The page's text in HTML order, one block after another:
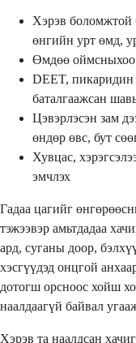
Хэрэв боломжтой
өнгийн урт өмд,
Өмдөө оймсныхоо
DEET, пикаридин
баталгаажсан
Цэвэрлэсэн зам
өндөр өвс, бут
Хувцас,
эмчлэх
Гадаа цагийг
тэжээвэр амьтдадаа
ард, суганы доор,
хэсгүүдэд онцгой
дотогш орсноос хойш
наалдаагүй байвал
Хэрэв та наалдсан